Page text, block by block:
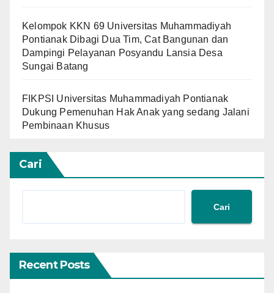
Kelompok KKN 69 Universitas Muhammadiyah
Pontianak Dibagi Dua Tim, Cat Bangunan dan
Dampingi Pelayanan Posyandu Lansia Desa
Sungai Batang
FIKPSI Universitas Muhammadiyah Pontianak
Dukung Pemenuhan Hak Anak yang sedang Jalani
Pembinaan Khusus
Cari
Cari
Recent Posts